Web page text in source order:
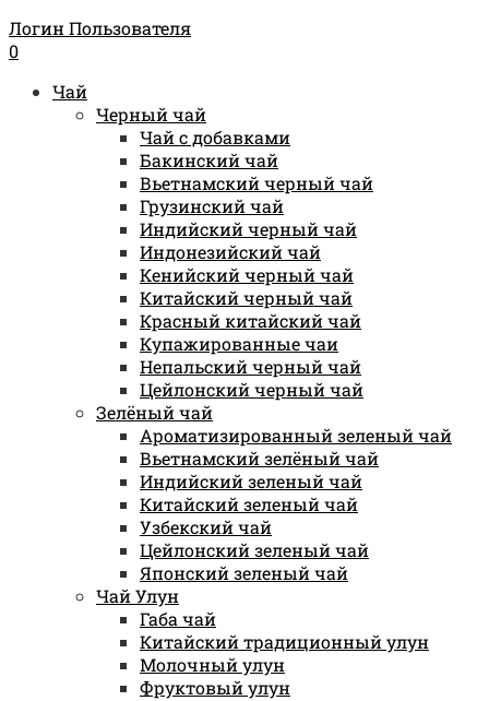
Логин Пользователя
0
Чай
Черный чай
Чай с добавками
Бакинский чай
Вьетнамский черный чай
Грузинский чай
Индийский черный чай
Индонезийский чай
Кенийский черный чай
Китайский черный чай
Красный китайский чай
Купажированные чаи
Непальский черный чай
Цейлонский черный чай
Зелёный чай
Ароматизированный зеленый чай
Вьетнамский зелёный чай
Индийский зеленый чай
Китайский зеленый чай
Узбекский чай
Цейлонский зеленый чай
Японский зеленый чай
Чай Улун
Габа чай
Китайский традиционный улун
Молочный улун
Фруктовый улун